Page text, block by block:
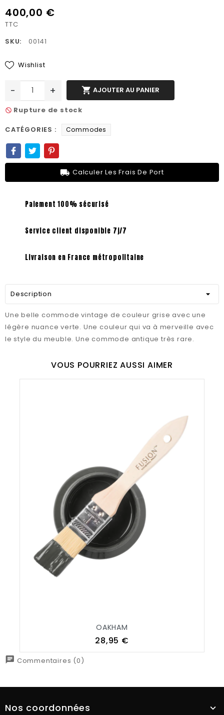
400,00 €
TTC
SKU:
00141
Wishlist
- +  AJOUTER AU PANIER
not_interested Rupture de stock
CATÉGORIES : Commodes
local_shipping Calculer Les Frais De Port
Paiement 100% sécurisé
Service client disponible 7j/7
Livraison en France métropolitaine
Description
Une belle commode vintage de couleur grise avec une
légère nuance verte. Une couleur qui va à merveille avec
le style du meuble. Une commode antique très rare.
VOUS POURRIEZ AUSSI AIMER
OAKHAM
Prix
28,95 €
chat Commentaires (0)
Nos coordonnées